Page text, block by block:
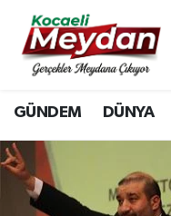
GÜNDEM DÜNYA
Nöbetçi
Hava Durumu
Trafik Durumu
Süper Lig Puan